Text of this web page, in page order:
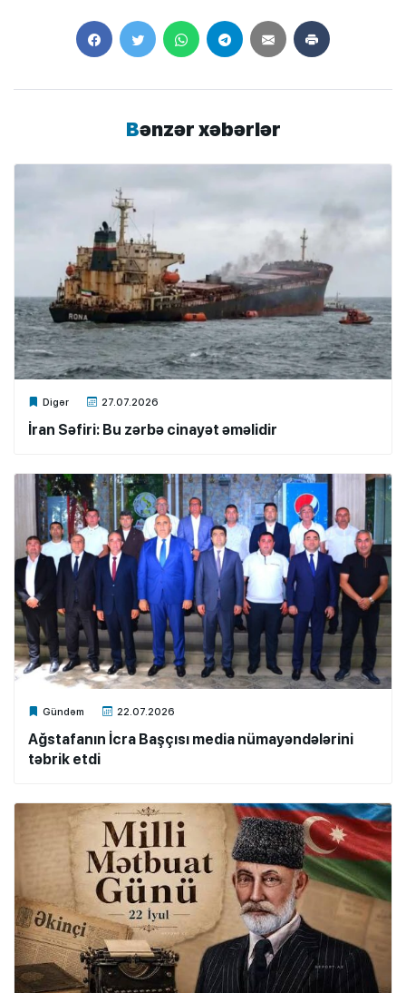
Bənzər xəbərlər
Digər 27.07.2026
Xalq.Online
İran Səfiri: Bu zərbə cinayət əməlidir
Gündəm 22.07.2026
Xalq.Online
Ağstafanın İcra Başçısı media nümayəndələrini
təbrik etdi